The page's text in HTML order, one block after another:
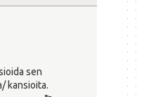
sen
kansioita.